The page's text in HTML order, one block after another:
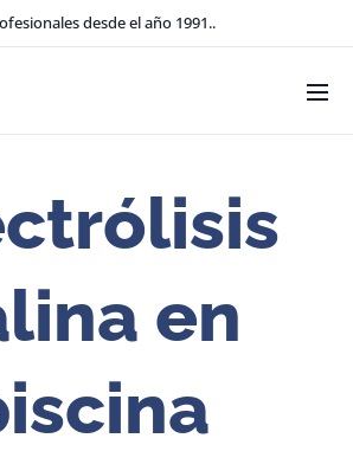
desde el año 1991..
en